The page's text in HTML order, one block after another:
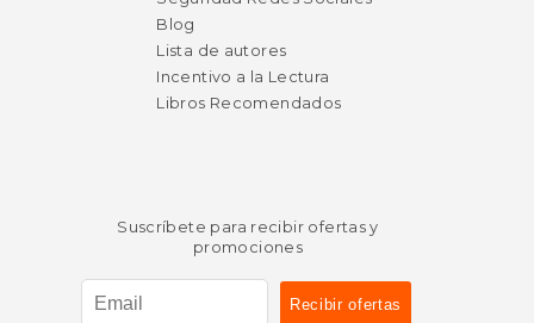
Blog
Lista de autores
Incentivo a la Lectura
Libros Recomendados
Suscríbete para recibir ofertas y
promociones